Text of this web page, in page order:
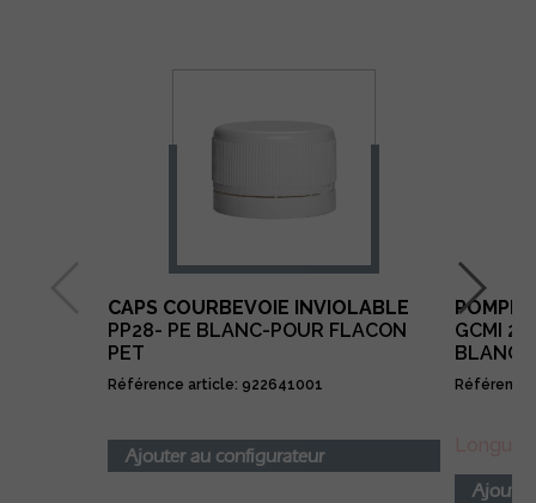
CAPS COURBEVOIE INVIOLABLE
PP28- PE BLANC-POUR FLACON
PET
Référence article: 922641001
Ajouter au configurateur
POMPE
GCMI
Référence